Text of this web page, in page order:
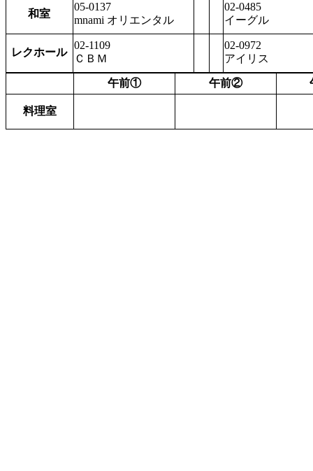
和室
05-0137
mnami オリエンタル
02-0485
イーグル
レクホール
02-1109
ＣＢＭ
02-0972
アイリス
午前① 午前②
料理室